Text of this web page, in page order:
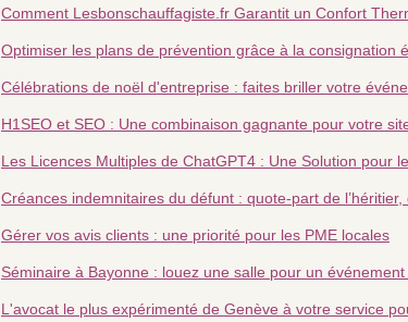
Comment Lesbonschauffagiste.fr Garantit un Confort
Optimiser les plans de prévention grâce à la consignation
Célébrations de noël d'entreprise : faites briller votre
H1SEO et SEO : Une combinaison gagnante pour votre
Les Licences Multiples de ChatGPT4 : Une Solution pour
Créances indemnitaires du défunt : quote-part de
Gérer vos avis clients : une priorité pour les PME locales
Séminaire à Bayonne : louez une salle pour un
L'avocat le plus expérimenté de Genève à votre service